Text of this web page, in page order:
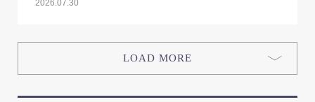
2026.07.30
LOAD MORE